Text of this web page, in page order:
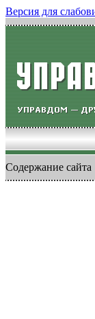
Версия для
Содержание сайта